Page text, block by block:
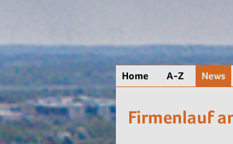
Home A-Z News
Firmenlauf